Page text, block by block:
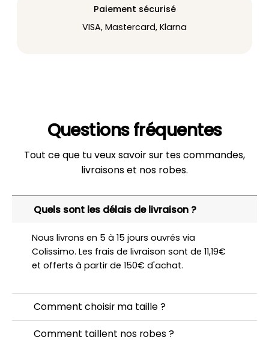
Paiement sécurisé
VISA, Mastercard, Klarna
Questions fréquentes
Tout ce que tu veux savoir sur tes commandes,
livraisons et nos robes.
Quels sont les délais de livraison ?
Nous livrons en 5 à 15 jours ouvrés via
Colissimo. Les frais de livraison sont de 11,19€
et offerts à partir de 150€ d'achat.
Comment choisir ma taille ?
Comment taillent nos robes ?